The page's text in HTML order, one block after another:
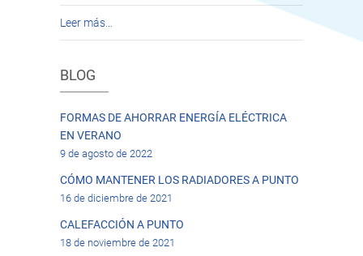
Leer más…
BLOG
FORMAS DE AHORRAR ENERGÍA ELÉCTRICA
EN VERANO
9 de agosto de 2022
CÓMO MANTENER LOS RADIADORES A PUNTO
16 de diciembre de 2021
CALEFACCIÓN A PUNTO
18 de noviembre de 2021